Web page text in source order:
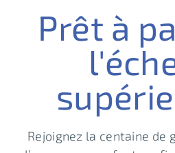
Prêt à
Rejoignez la centaine de